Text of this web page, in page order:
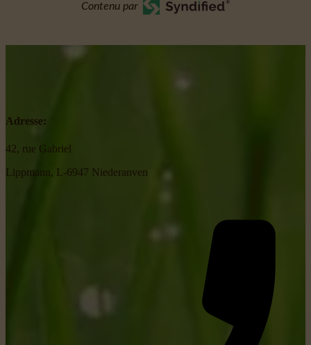
Contenu par
Adresse:
42, rue Gabriel
Lippmann, L-6947 Niederanven